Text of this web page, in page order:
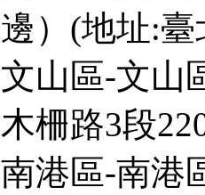
邊）(地址:
文山區-文山
木柵路3段
南港區-南港